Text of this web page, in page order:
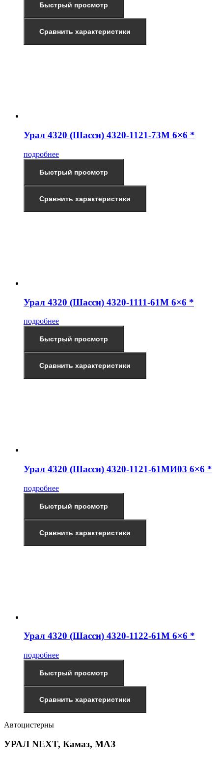
Быстрый просмотр
Сравнить характеристики
Урал 4320 (Шасси) 4320-1121-73М 6×6 *
подробнее
Быстрый просмотр
Сравнить характеристики
Урал 4320 (Шасси) 4320-1111-61М 6×6 *
подробнее
Быстрый просмотр
Сравнить характеристики
Урал 4320 (Шасси) 4320-1121-61МИ03 6×6 *
подробнее
Быстрый просмотр
Сравнить характеристики
Урал 4320 (Шасси) 4320-1122-61М 6×6 *
подробнее
Быстрый просмотр
Сравнить характеристики
Автоцистерны
УРАЛ NEXT, Камаз, МАЗ